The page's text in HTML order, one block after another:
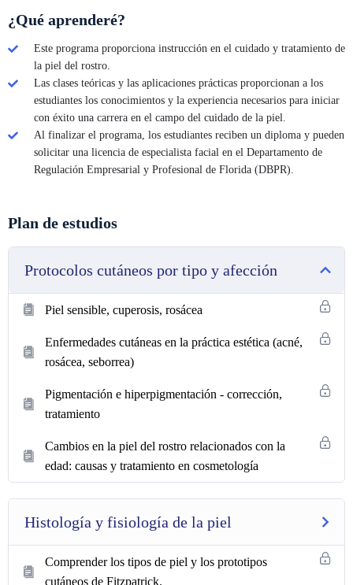
¿Qué aprenderé?
Este programa proporciona instrucción en el cuidado y tratamiento de
la piel del rostro.
Las clases teóricas y las aplicaciones prácticas proporcionan a los
estudiantes los conocimientos y la experiencia necesarios para iniciar
con éxito una carrera en el campo del cuidado de la piel.
Al finalizar el programa, los estudiantes reciben un diploma y pueden
solicitar una licencia de especialista facial en el Departamento de
Regulación Empresarial y Profesional de Florida (DBPR).
Plan de estudios
Protocolos cutáneos por tipo y afección
Piel sensible, cuperosis, rosácea
Enfermedades cutáneas en la práctica estética (acné,
rosácea, seborrea)
Pigmentación e hiperpigmentación - corrección,
tratamiento
Cambios en la piel del rostro relacionados con la
edad: causas y tratamiento en cosmetología
Histología y fisiología de la piel
Comprender los tipos de piel y los prototipos
cutáneos de Fitzpatrick.